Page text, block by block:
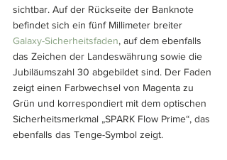
sichtbar. Auf der Rückseite der Banknote
befindet sich ein fünf Millimeter breiter
Galaxy-Sicherheitsfaden, auf dem ebenfalls
das Zeichen der Landeswährung sowie die
Jubiläumszahl 30 abgebildet sind. Der Faden
zeigt einen Farbwechsel von Magenta zu
Grün und korrespondiert mit dem optischen
Sicherheitsmerkmal „SPARK Flow Prime“, das
ebenfalls das Tenge-Symbol zeigt.